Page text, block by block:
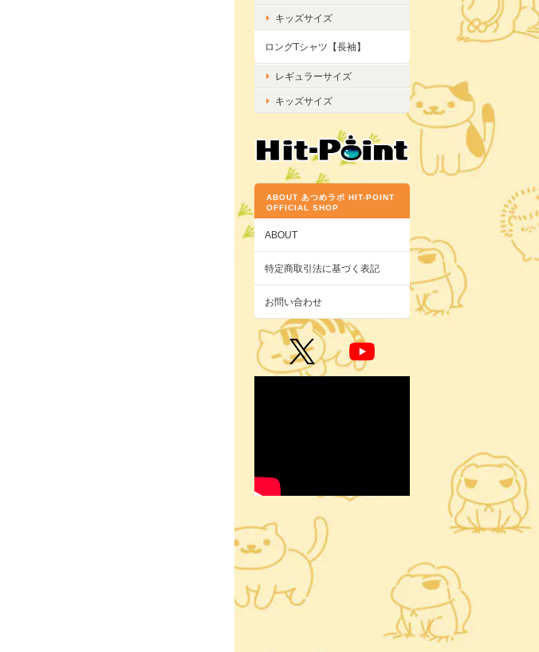
キッズサイズ
ロングTシャツ【長袖】
レギュラーサイズ
キッズサイズ
ABOUT あつめラボ HIT-POINT
OFFICIAL SHOP
ABOUT
特定商取引法に基づく表記
お問い合わせ